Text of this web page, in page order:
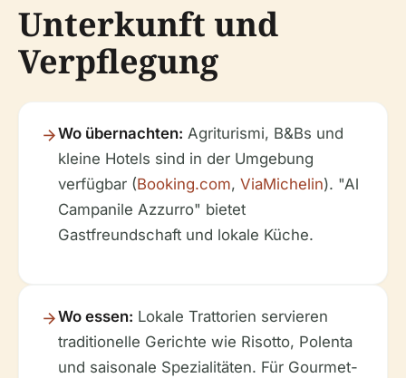
Unterkunft und
Verpflegung
Wo übernachten: Agriturismi, B&Bs und
kleine Hotels sind in der Umgebung
verfügbar (Booking.com, ViaMichelin). "Al
Campanile Azzurro" bietet
Gastfreundschaft und lokale Küche.
Wo essen: Lokale Trattorien servieren
traditionelle Gerichte wie Risotto, Polenta
und saisonale Spezialitäten. Für Gourmet-